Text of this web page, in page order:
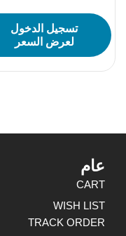
تسجيل الدخول
لعرض السعر
عام
CART
WISH LIST
TRACK ORDER